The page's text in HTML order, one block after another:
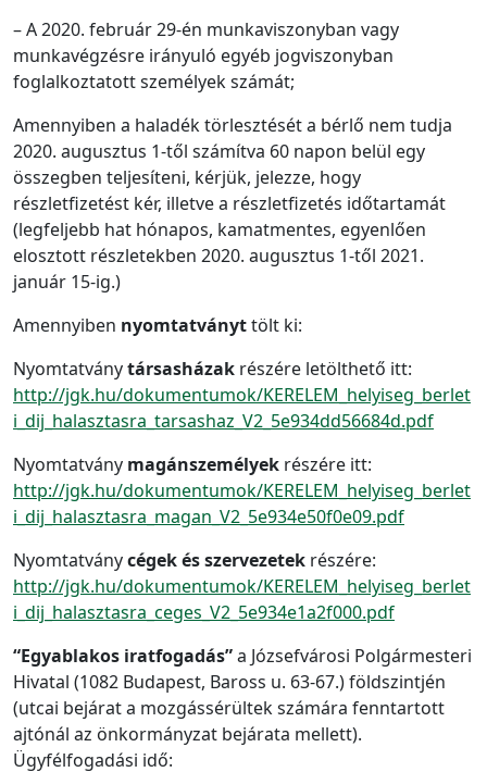
– A 2020. február 29-én munkaviszonyban vagy
munkavégzésre irányuló egyéb jogviszonyban
foglalkoztatott személyek számát;
Amennyiben a haladék törlesztését a bérlő nem tudja
2020. augusztus 1-től számítva 60 napon belül egy
összegben teljesíteni, kérjük, jelezze, hogy
részletfizetést kér, illetve a részletfizetés időtartamát
(legfeljebb hat hónapos, kamatmentes, egyenlően
elosztott részletekben 2020. augusztus 1-től 2021.
január 15-ig.)
Amennyiben nyomtatványttölt ki:
Nyomtatványtársasházak részére letölthető itt:
http://jgk.hu/dokumentumok/KERELEM_helyiseg_berlet
i_dij_halasztasra_tarsashaz_V2_5e934dd56684d.pdf
Nyomtatvány magánszemélyek részére itt:
http://jgk.hu/dokumentumok/KERELEM_helyiseg_berlet
i_dij_halasztasra_magan_V2_5e934e50f0e09.pdf
Nyomtatványcégek és szervezetek részére:
http://jgk.hu/dokumentumok/KERELEM_helyiseg_berlet
i_dij_halasztasra_ceges_V2_5e934e1a2f000.pdf
“Egyablakos iratfogadás”a Józsefvárosi Polgármesteri
Hivatal (1082 Budapest, Baross u. 63-67.) földszintjén
(utcai bejárat a mozgássérültek számára fenntartott
ajtónál az önkormányzat bejárata mellett).
Ügyfélfogadási idő: